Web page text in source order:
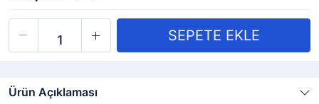
Ürün Açıklaması